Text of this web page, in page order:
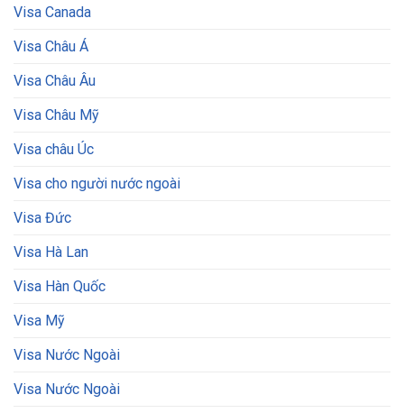
Visa Canada
Visa Châu Á
Visa Châu Âu
Visa Châu Mỹ
Visa châu Úc
Visa cho người nước ngoài
Visa Đức
Visa Hà Lan
Visa Hàn Quốc
Visa Mỹ
Visa Nước Ngoài
Visa Nước Ngoài